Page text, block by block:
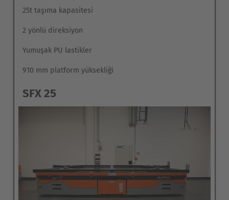
25t taşıma kapasitesi
2 yönlü direksiyon
Yumuşak PU lastikler
910 mm platform yüksekliği
SFX 25